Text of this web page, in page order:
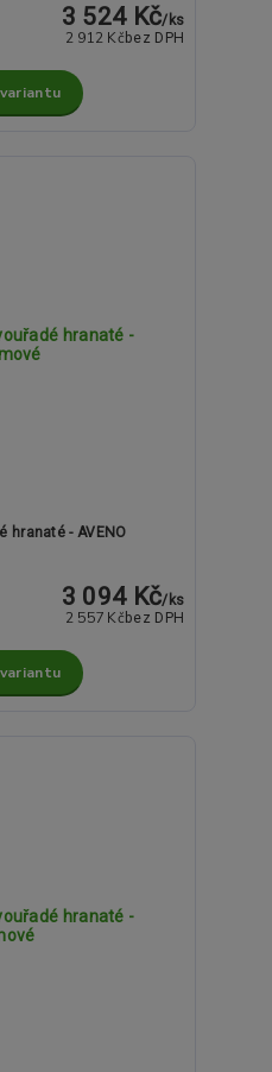
3 524 Kč/ ks
2 912 Kč bez DPH
hranaté - AVENO
3 094 Kč/ ks
2 557 Kč bez DPH